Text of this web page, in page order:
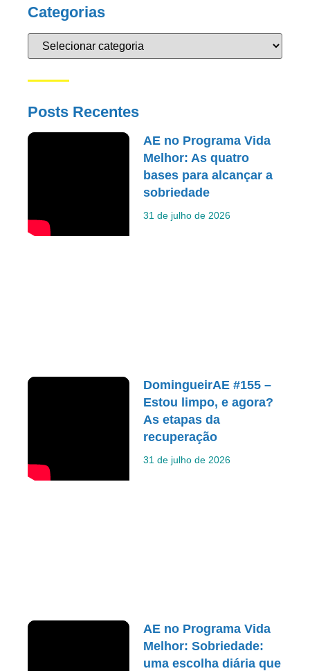
Categorias
Posts Recentes
AE no Programa Vida
Melhor: As quatro
bases para alcançar a
sobriedade
31 de julho de 2026
DomingueirAE #155 –
Estou limpo, e agora?
As etapas da
recuperação
31 de julho de 2026
AE no Programa Vida
Melhor: Sobriedade:
uma escolha diária que